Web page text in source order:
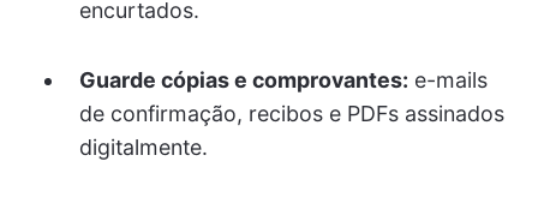
encurtados.
Guarde cópias e comprovantes: e-mails
de confirmação, recibos e PDFs assinados
digitalmente.